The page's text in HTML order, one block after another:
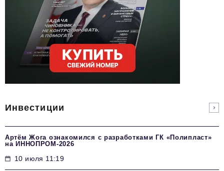
Инвестиции
Артём Жога ознакомился с разработками ГК «Полипласт»
на ИННОПРОМ-2026
10 июля 11:19